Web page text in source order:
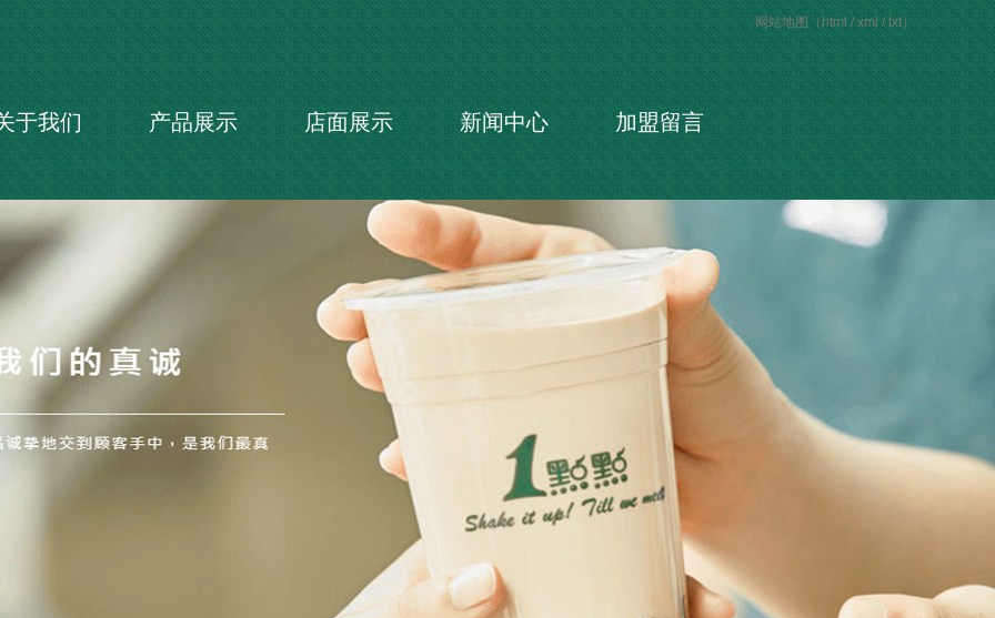
网站地图（ html / xml / txt）
于我们 产品展示 店面展示 新闻中心 加盟留言